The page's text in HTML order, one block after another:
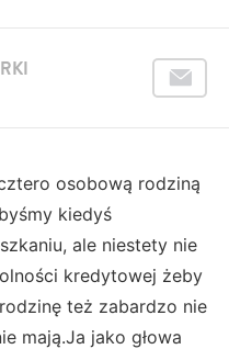
osobową rodziną
kiedyś
ale niestety nie
kredytowej żeby
też zabardzo nie
mają.Ja jako głowa